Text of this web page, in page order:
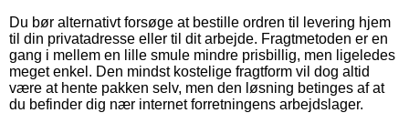
Du bør alternativt forsøge at bestille ordren til levering hjem
til din privatadresse eller til dit arbejde. Fragtmetoden er en
gang i mellem en lille smule mindre prisbillig, men ligeledes
meget enkel. Den mindst kostelige fragtform vil dog altid
være at hente pakken selv, men den løsning betinges af at
du befinder dig nær internet forretningens arbejdslager.